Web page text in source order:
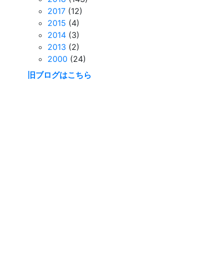
2017 (12)
2015 (4)
2014 (3)
2013 (2)
2000 (24)
旧ブログはこちら